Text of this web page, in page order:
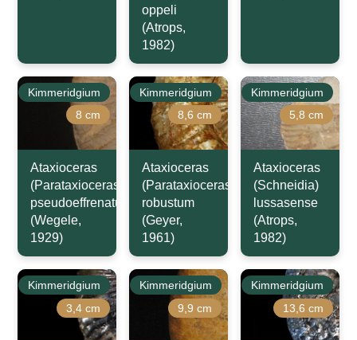
oppeli
(Atrops,
1982)
Kimmeridgium
8 cm
Ataxioceras
(Parataxioceras)
pseudoeffrenatum
(Wegele,
1929)
Kimmeridgium
8,6 cm
Ataxioceras
(Parataxioceras)
robustum
(Geyer,
1961)
Kimmeridgium
5,8 cm
Ataxioceras
(Schneidia)
lussasense
(Atrops,
1982)
Kimmeridgium
3,4 cm
Kimmeridgium
9,9 cm
Kimmeridgium
13,6 cm